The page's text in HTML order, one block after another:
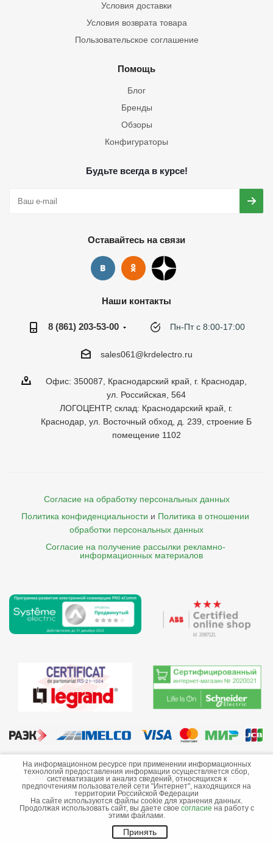
Условия доставки
Условия возврата товара
Пользовательское соглашение
Помощь
Блог
Бренды
Обзоры
Конфигураторы
Будьте всегда в курсе!
Оставайтесь на связи
Наши контакты
8 (861) 203-53-00 Пн-Пт с 8:00-17:00
sales061@krdelectro.ru
Офис: 350087, Краснодарский край, г. Краснодар,
ул. Российская, 564
ЛОГОЦЕНТР, склад: Краснодарский край, г.
Краснодар, ул. Восточный обход, д. 239, строение Б
помещение 1102
Согласие на обработку персональных данных
Политика конфиденциальности и Политика в отношении
обработки персональных данных
Согласие на получение рассылки рекламно-
    информационных материалов
©2013-2026 ООО «Краснодарэлектро»
Сайт носит информационный характер и не является
публичной офертой.
Стоимость товаров и их наличие не гарантируются.
На информационном ресурсе при применении информационных
технологий предоставления информации осуществляется сбор,
систематизация и анализ сведений, относящихся к
предпочтениям пользователей сети "Интернет", находящихся на
территории Российской Федерации
На сайте используются файлы cookie для хранения данных.
Продолжая использовать сайт, вы даете свое согласие на работу с
этими файлами.
Принять